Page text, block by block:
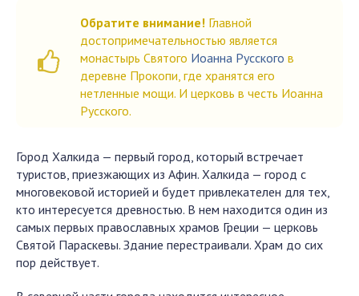
Обратите внимание! Главной
достопримечательностью является
монастырь Святого Иоанна Русского в
деревне Прокопи, где хранятся его
нетленные мощи. И церковь в честь Иоанна
Русского.
Город Халкида — первый город, который встречает
туристов, приезжающих из Афин. Халкида — город с
многовековой историей и будет привлекателен для тех,
кто интересуется древностью. В нем находится один из
самых первых православных храмов Греции — церковь
Святой Параскевы. Здание перестраивали. Храм до сих
пор действует.